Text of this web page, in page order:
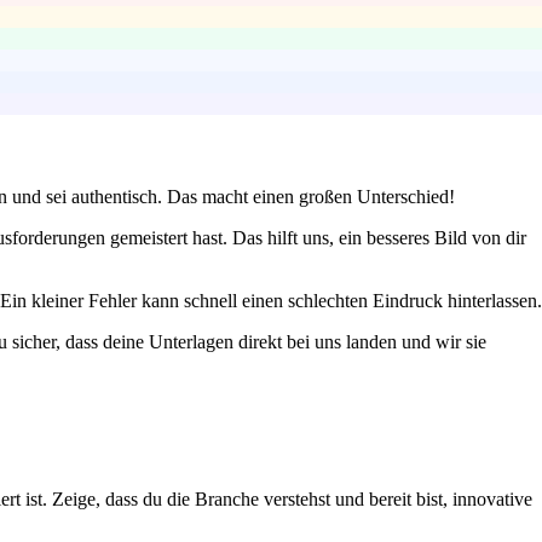
sei authentisch. Das macht einen großen Unterschied!
gemeistert hast. Das hilft uns, ein besseres Bild von dir
kleiner Fehler kann schnell einen schlechten Eindruck hinterlassen.
dass deine Unterlagen direkt bei uns landen und wir sie
ist. Zeige, dass du die Branche verstehst und bereit bist, innovative